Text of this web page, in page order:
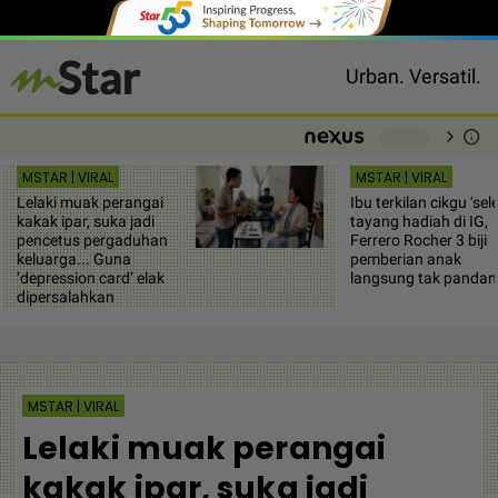
Urban. Versatil.
chevron_right info
MSTAR | VIRAL
Lelaki muak perangai
kakak ipar, suka jadi
pencetus pergaduhan
keluarga... Guna
‘depression card’ elak
dipersalahkan
MSTAR | VIRAL
Ibu terkilan cikgu
tayang hadiah di IG,
Ferrero Rocher 3 biji
pemberian anak
langsung tak
MSTAR | VIRAL
Lelaki muak perangai
kakak ipar, suka jadi